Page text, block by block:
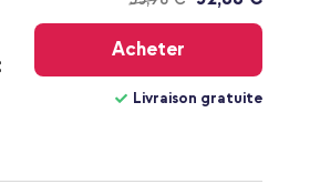
Livraison
Acheter
Livraison gratuite